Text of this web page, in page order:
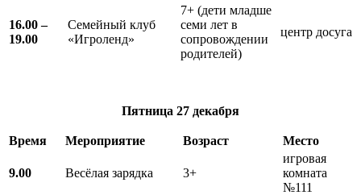
16.00 –
19.00
Семейный клуб
«Игроленд»
7+ (дети младше
семи лет в
сопровождении
родителей)
центр досуга
Пятница 27 декабря
Время Мероприятие Возраст Место
9.00 Весёлая зарядка 3+
игровая
комната
№111